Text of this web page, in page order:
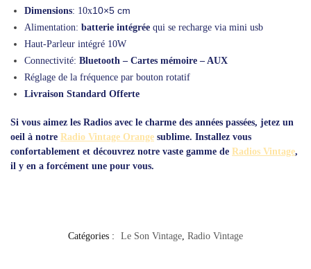
Dimensions: 10x10×5 cm
Alimentation: batterie intégrée qui se recharge via mini usb
Haut-Parleur intégré 10W
Connectivité: Bluetooth – Cartes mémoire – AUX
Réglage de la fréquence par bouton rotatif
Livraison Standard Offerte
Si vous aimez les Radios avec le charme des années passées, jetez un
oeil à notre Radio Vintage Orange sublime. Installez vous
confortablement et découvrez notre vaste gamme de Radios Vintage,
il y en a forcément une pour vous.
Catégories : Le Son Vintage, Radio Vintage